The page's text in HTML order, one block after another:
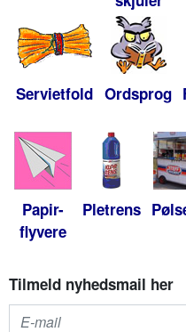
Servietfold Ordsprog
Papir-
flyvere
Pletrens
Tilmeld nyhedsmail her